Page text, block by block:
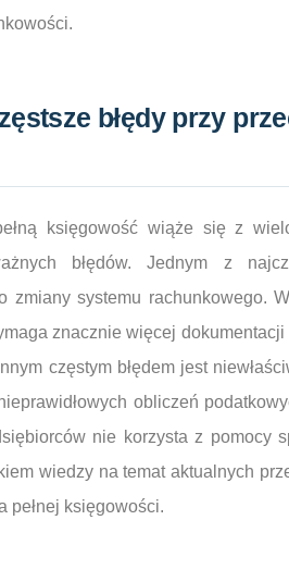
błędy przy
księgowość wiąże się z
błędów. Jednym z
zmiany systemu rachunkowego.
znacznie więcej
częstym błędem jest
obliczeń
nie korzysta z pomocy
wiedzy na temat aktualnych
pełnej księgowości.